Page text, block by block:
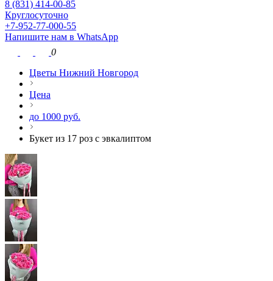
8 (831) 414-00-85
Круглосуточно
+7-952-77-000-55
Напишите нам в WhatsApp
0
Цветы Нижний Новгород
Цена
до 1000 руб.
Букет из 17 роз с эвкалиптом